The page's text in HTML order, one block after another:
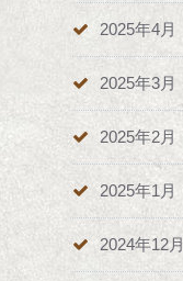
2025年4月
2025年3月
2025年2月
2025年1月
2024年12月